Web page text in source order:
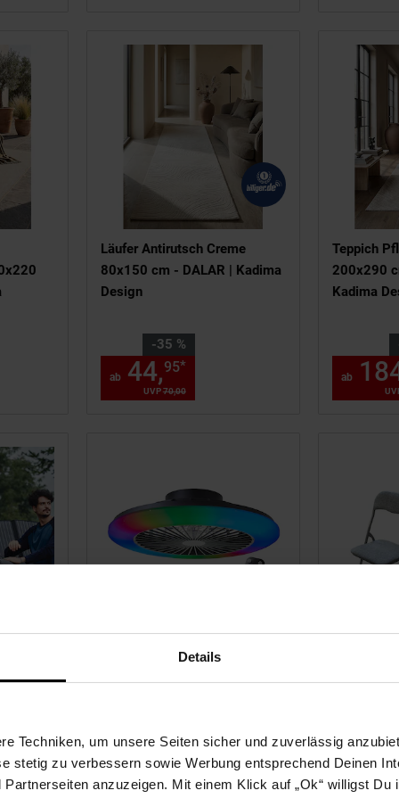
Details
Techniken, um unsere Seiten sicher und zuverlässig
stetig zu verbessern sowie Werbung entsprechend Deinen
anzuzeigen. Mit einem Klick auf „Ok“ willigst Du
€ Sternchen Fußnote,
Läufer Antirutsch Creme
80x150 cm - DALAR | Kadima
Design
-35 %
Sie Sparen 35 Prozent,
UVP70,00UVP : 70,
ab 44,95* €
Teppich
200x290
Kadima
Sie
ab
00€ Sternchen Fußnote,
Brilliant LED Deckenleuchte
Fernbedienung, dimmbar &
Farbwechsel
-21 %
Sie Sparen 21 Prozent,
UVP
109,99* Aktueller Preis:
HTI-
NUR
28,99 *